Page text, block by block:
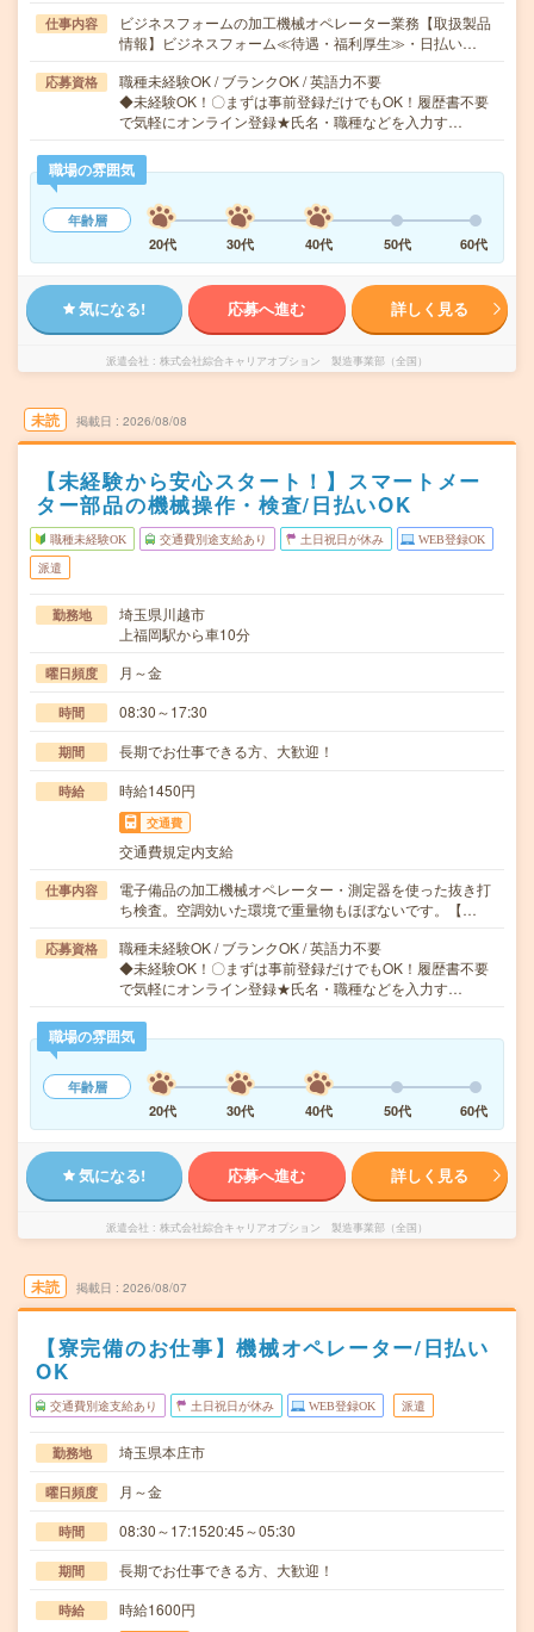
仕事内容
ビジネスフォームの加工機械オペレーター業務【取扱製品
情報】ビジネスフォーム≪待遇・福利厚生≫・日払い…
応募資格
職種未経験OK / ブランクOK / 英語力不要
◆未経験OK！〇まずは事前登録だけでもOK！履歴書不要
で気軽にオンライン登録★氏名・職種などを入力す…
職場の雰囲気
年齢層
20代
30代 40代 50代 60代
気になる! 応募へ進む 詳しく見る
派遣会社 株式会社綜合キャリアオプション 製造事業部（全国）
未読 掲載日 2026/08/08
【未経験から安心スタート！】スマートメー
ター部品の機械操作・検査/日払いOK
職種未経験OK 交通費別途支給あり 土日祝日が休み WEB登録OK
派遣
勤務地
埼玉県川越市
上福岡駅から車10分
曜日頻度 月～金
時間 08:30～17:30
期間 長期でお仕事できる方、大歓迎！
時給 時給1450円
交通費
交通費規定内支給
仕事内容
電子備品の加工機械オペレーター・測定器を使った抜き打
ち検査。空調効いた環境で重量物もほぼないです。【…
応募資格
職種未経験OK / ブランクOK / 英語力不要
◆未経験OK！〇まずは事前登録だけでもOK！履歴書不要
で気軽にオンライン登録★氏名・職種などを入力す…
職場の雰囲気
年齢層
20代
30代 40代 50代 60代
気になる! 応募へ進む 詳しく見る
派遣会社 株式会社綜合キャリアオプション 製造事業部（全国）
未読 掲載日 2026/08/07
【寮完備のお仕事】機械オペレーター/日払い
OK
交通費別途支給あり 土日祝日が休み WEB登録OK 派遣
勤務地 埼玉県本庄市
曜日頻度 月～金
時間 08:30～17:1520:45～05:30
期間 長期でお仕事できる方、大歓迎！
時給 時給1600円